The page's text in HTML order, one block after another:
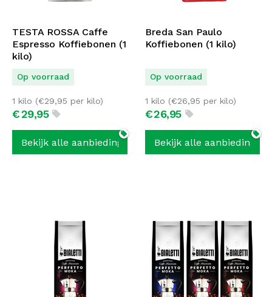
TESTA ROSSA Caffe
Espresso Koffiebonen (1
kilo)
Op voorraad
€29,95
1 kilo (€29,95 per kilo)
Bekijk alle aanbiedingen
Breda San Paulo
Koffiebonen (1 kilo)
Op voorraad
€26,95
1 kilo (€26,95 per kilo)
Bekijk alle aanbiedingen